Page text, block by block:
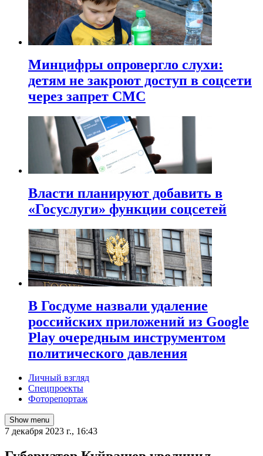
Минцифры опровергло слухи:
детям не закроют доступ в соцсети
через запрет СМС
Власти планируют добавить в
«Госуслуги» функции соцсетей
В Госдуме назвали удаление
российских приложений из Google
Play очередным инструментом
политического давления
Личный взгляд
Спецпроекты
Фоторепортаж
Show menu
7 декабря 2023 г., 16:43